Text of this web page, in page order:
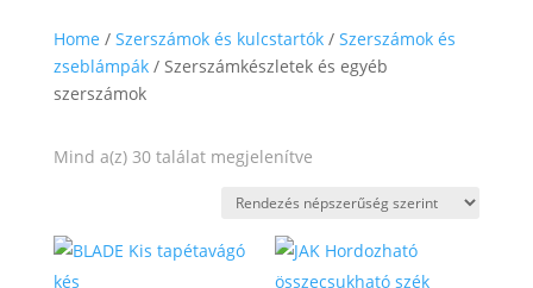
Home / Szerszámok és kulcstartók/ Szerszámok és
zseblámpák/ Szerszámkészletek és egyéb
szerszámok
Mind a(z) 30 találat megjelenítveSorted
popularity